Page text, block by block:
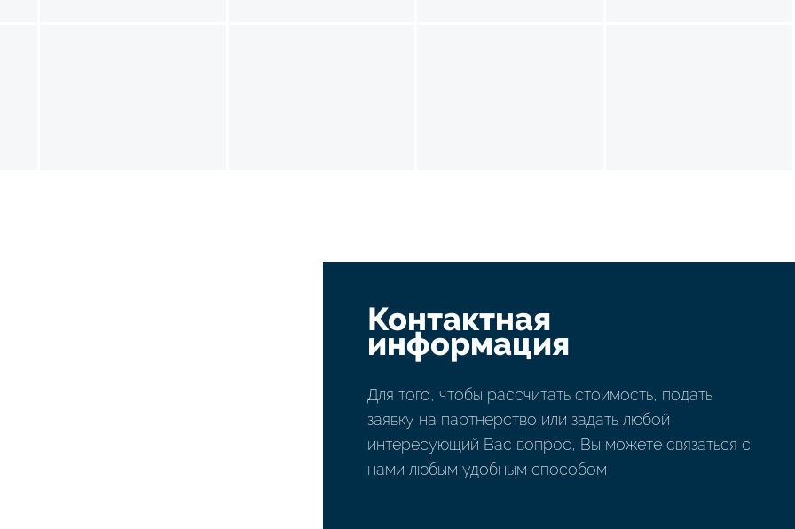
Контактная
информация
Для того, чтобы рассчитать стоимость, подать
заявку на партнерство или задать любой
интересующий Вас вопрос, Вы можете связаться с
нами любым удобным способом